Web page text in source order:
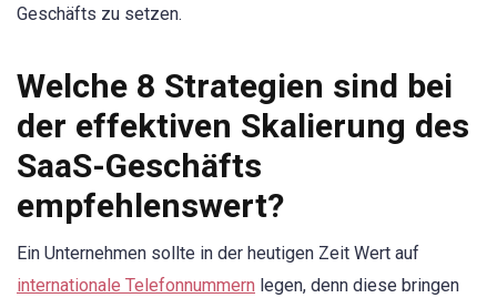
Geschäfts zu setzen.
Welche 8 Strategien sind bei
der effektiven Skalierung des
SaaS-Geschäfts
empfehlenswert?
Ein Unternehmen sollte in der heutigen Zeit Wert auf
internationale Telefonnummern legen, denn diese bringen